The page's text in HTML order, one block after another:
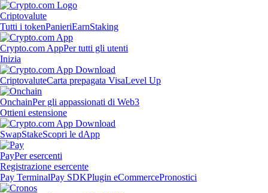
Criptovalute
Tutti i tokenPanieriEarnStaking
Crypto.com AppPer tutti gli utenti
Inizia
CriptovaluteCarta prepagata VisaLevel Up
OnchainPer gli appassionati di Web3
Ottieni estensione
SwapStakeScopri le dApp
PayPer esercenti
Registrazione esercente
Pay TerminalPay SDKPlugin eCommercePronostici